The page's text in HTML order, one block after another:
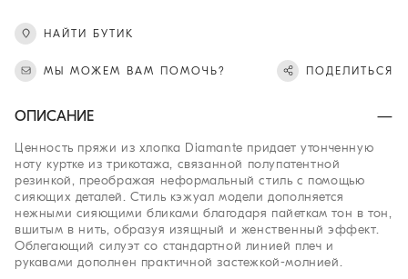
НАЙТИ БУТИК
МЫ МОЖЕМ ВАМ ПОМОЧЬ? ПОДЕЛИТЬСЯ
ОПИСАНИЕ
Ценность пряжи из хлопка Diamante придает утонченную
ноту куртке из трикотажа, связанной полупатентной
резинкой, преображая неформальный стиль с помощью
сияющих деталей. Стиль кэжуал модели дополняется
нежными сияющими бликами благодаря пайеткам тон в тон,
вшитым в нить, образуя изящный и женственный эффект.
Облегающий силуэт со стандартной линией плеч и
рукавами дополнен практичной застежкой-молнией.